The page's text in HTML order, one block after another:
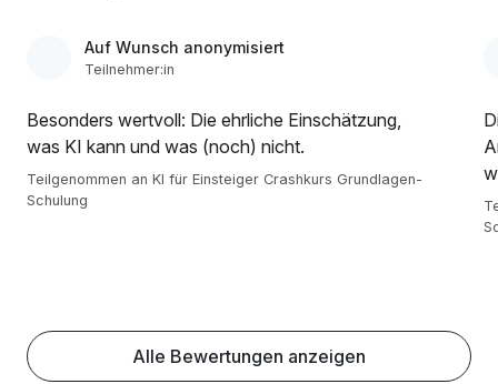
Auf Wunsch anonymisiert
Teilnehmer:in
Besonders wertvoll: Die ehrliche Einschätzung,
was KI kann und was (noch) nicht.
Teilgenommen an KI für Einsteiger Crashkurs Grundlagen-
Schulung
Alle Bewertungen anzeigen